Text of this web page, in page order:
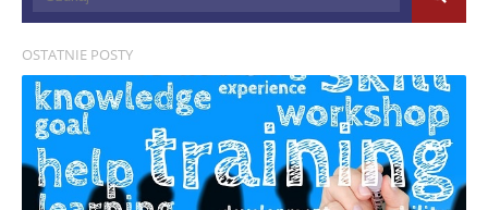
OSTATNIE POSTY